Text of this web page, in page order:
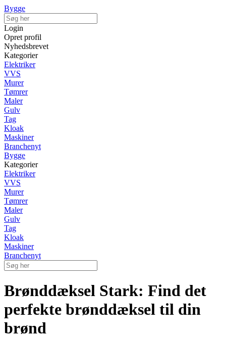
Bygge
Login
Opret profil
Nyhedsbrevet
Kategorier
Elektriker
VVS
Murer
Tømrer
Maler
Gulv
Tag
Kloak
Maskiner
Branchenyt
Bygge
Kategorier
Elektriker
VVS
Murer
Tømrer
Maler
Gulv
Tag
Kloak
Maskiner
Branchenyt
Brønddæksel Stark: Find det
perfekte brønddæksel til din
brønd